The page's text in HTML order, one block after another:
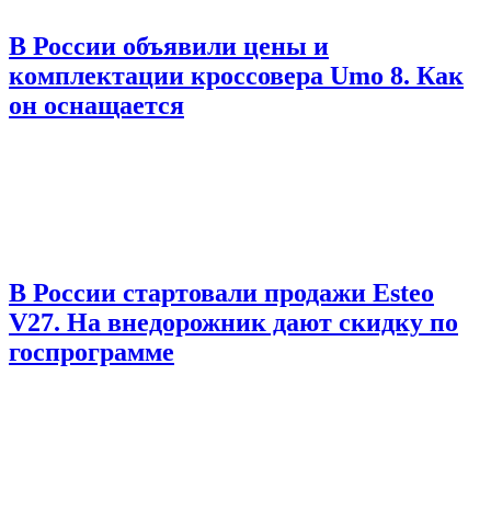
В России объявили цены и
комплектации кроссовера Umo 8. Как
он оснащается
В России стартовали продажи Esteo
V27. На внедорожник дают скидку по
госпрограмме